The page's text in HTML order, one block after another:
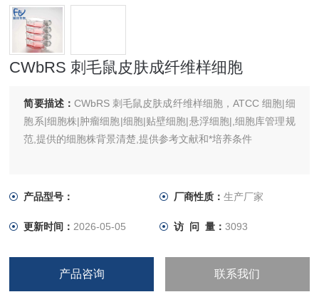
CWbRS 刺毛鼠皮肤成纤维样细胞
简要描述： CWbRS 刺毛鼠皮肤成纤维样细胞，ATCC 细胞|细
胞系|细胞株|肿瘤细胞|细胞|贴壁细胞|悬浮细胞|,细胞库管理规
范,提供的细胞株背景清楚,提供参考文献和*培养条件
产品型号： 厂商性质： 生产厂家
更新时间： 2026-05-05 访 问 量： 3093
产品咨询 联系我们